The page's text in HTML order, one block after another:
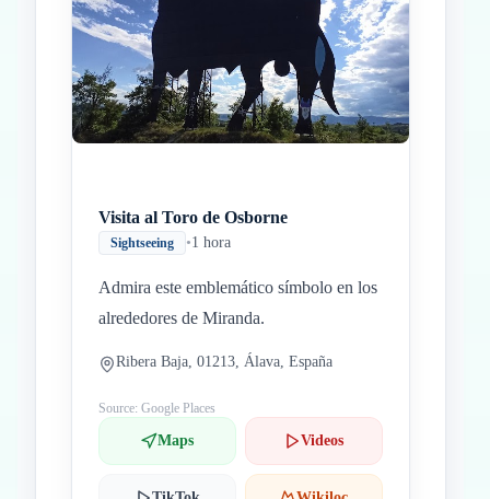
Visita al Toro de Osborne
Sightseeing •1 hora
Admira este emblemático símbolo en los
alrededores de Miranda.
Ribera Baja, 01213, Álava, España
Source: Google Places
Maps Videos